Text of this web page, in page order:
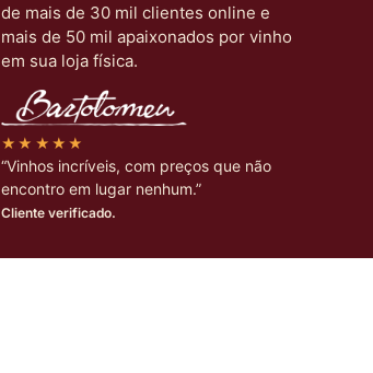
de mais de 30 mil clientes online e
mais de 50 mil apaixonados por vinho
em sua loja física.
★★★★★
“Vinhos incríveis, com preços que não
encontro em lugar nenhum.”
Cliente verificado.